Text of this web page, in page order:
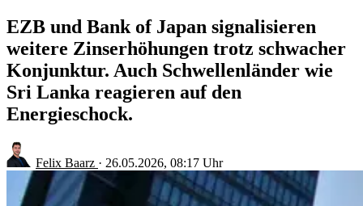
EZB und Bank of Japan signalisieren
weitere Zinserhöhungen trotz schwacher
Konjunktur. Auch Schwellenländer wie
Sri Lanka reagieren auf den
Energieschock.
Felix Baarz · 26.05.2026, 08:17 Uhr